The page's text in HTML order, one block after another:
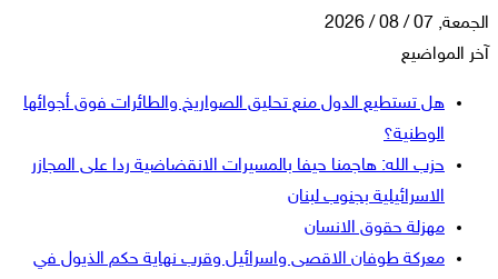
الجمعة, 07 / 08 / 2026
آخر المواضيع
هل تستطيع الدول منع تحليق الصواريخ والطائرات فوق أجوائها
الوطنية؟
حزب الله: هاجمنا حيفا بالمسيرات الانقضاضية ردا على المجازر
الاسرائيلية بجنوب لبنان
مهزلة حقوق الانسان
معركة طوفان الاقصى واسرائيل وقرب نهاية حكم الذيول في